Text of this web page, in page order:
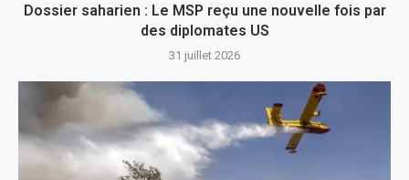
Dossier saharien : Le MSP reçu une nouvelle fois par
des diplomates US
31 juillet 2026